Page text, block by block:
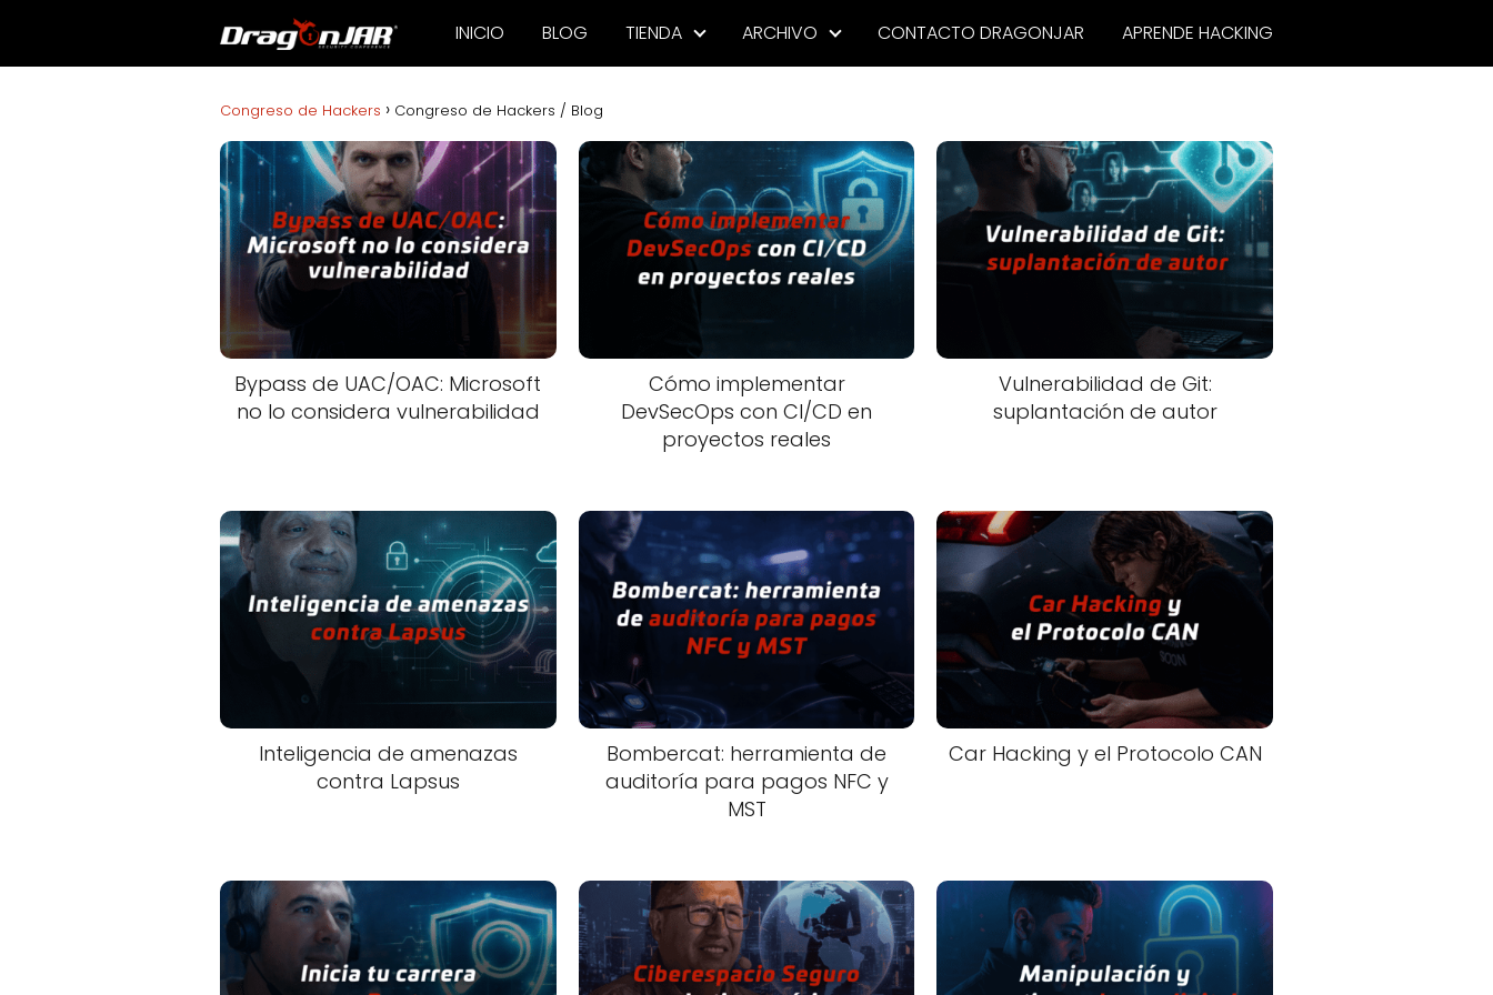
INICIO BLOG TIENDA ARCHIVO CONTACTO DRAGONJAR APRENDE HACKING
Congreso de Hackers Congreso de Hackers / Blog
Bypass de UAC/OAC: Microsoft
no lo considera vulnerabilidad
Cómo implementar
DevSecOps con CI/CD en
proyectos reales
Vulnerabilidad de Git:
suplantación de autor
Inteligencia de amenazas
contra Lapsus
Bombercat: herramienta de
auditoría para pagos NFC y
MST
Car Hacking y el Protocolo CAN